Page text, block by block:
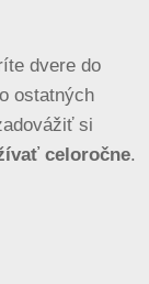
dvere do
ostatných
si
celoročne.